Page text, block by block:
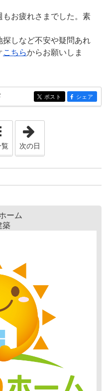
お疲れさまでした。素
しなど不安や疑問あれ
こちらからお願いしま
entry289
ポスト entry289
シェア
6月26日」
覧 次の日
ーム
築